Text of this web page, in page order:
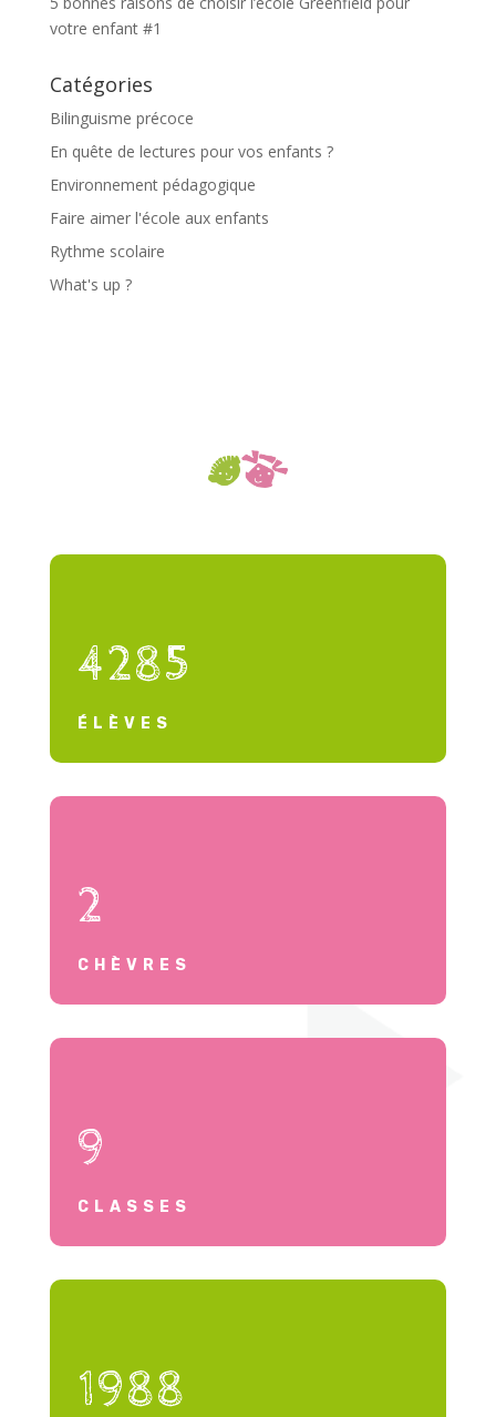
votre enfant #1
Catégories
Bilinguisme précoce
En quête de lectures pour vos enfants ?
Environnement pédagogique
Faire aimer l'école aux enfants
Rythme scolaire
What's up ?
4285
ÉLÈVES
2
CHÈVRES
9
CLASSES
1988